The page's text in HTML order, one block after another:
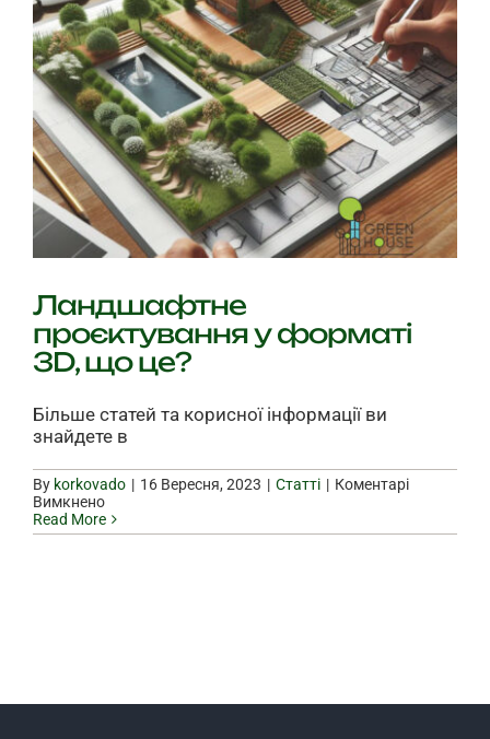
Ландшафтне
проєктування у форматі
3D, що це?
Більше статей та корисної інформації ви
знайдете в
By korkovado | | Статті | Коментарі
Вимкненодо
Ландшафтне
проєктування
Read More